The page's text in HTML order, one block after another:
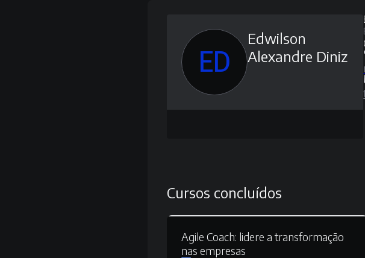
ED
Edwilson
Alexandre Diniz
Cursos concluídos
Agile Coach: lidere a transformação
nas empresas